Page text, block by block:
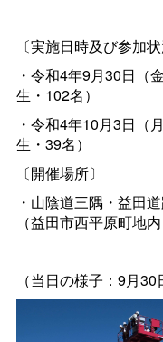
〔実施日時及び参加状
・令和4年9月30日（
生・102名）
・令和4年10月3日（
生・39名）
〔開催場所〕
・山陰道三隅・益田
（益田市西平原町地内
（当日の様子：9月